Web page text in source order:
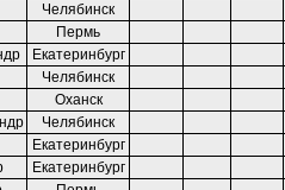
Челябинск
Пермь
Екатеринбург
Челябинск
Оханск
Челябинск
Екатеринбург
Екатеринбург